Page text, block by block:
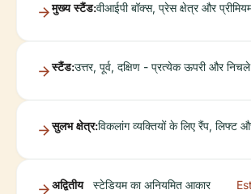
मुख्य स्टैंड:वीआईपी बॉक्स, प्रेस क्षेत्र और
स्टैंड:उत्तर, पूर्व, दक्षिण - प्रत्येक ऊपरी और
सुलभ क्षेत्र:विकलांग व्यक्तियों के लिए रैंप, लिफ्ट और
अद्वितीय
स्टेडियम का अनियमित आकार